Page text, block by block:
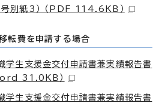
号別紙3） （PDF 114.6KB）
転費を申請する場合
学生支援金交付申請書兼実績報告書
31.0KB）
学生支援金交付申請書兼実績報告書